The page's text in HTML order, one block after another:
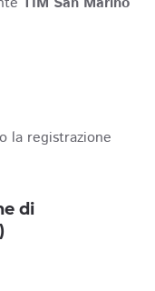
la registrazione
di